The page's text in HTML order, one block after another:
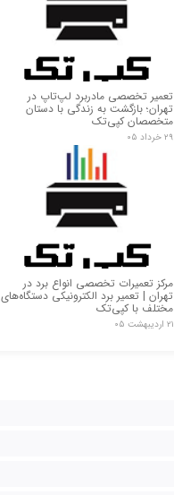
تعمیر تخصصی مادربرد لپ‌تاپ در
تهران؛ بازگشت به زندگی با دستان
متخصصان کپی‌تک
۲۹ خرداد ۰۵
مرکز تعمیرات تخصصی انواع برد در
تهران | تعمیر برد الکترونیکی دستگاه‌های
مختلف با کپی‌تک
۲۱ اردیبهشت ۰۵